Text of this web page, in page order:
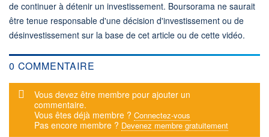
de continuer à détenir un investissement. Boursorama ne saurait
être tenue responsable d'une décision d'investissement ou de
désinvestissement sur la base de cet article ou de cette vidéo.
0 COMMENTAIRE
Message d'alerte
Vous devez être membre pour ajouter un
commentaire.
Vous êtes déjà membre ? Connectez-vous
Pas encore membre ? Devenez membre gratuitement